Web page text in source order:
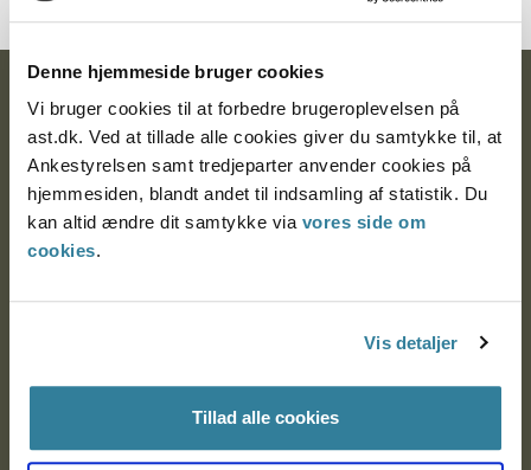
Denne hjemmeside bruger cookies
Vi bruger cookies til at forbedre brugeroplevelsen på
ast.dk. Ved at tillade alle cookies giver du samtykke til, at
Ankestyrelsen samt tredjeparter anvender cookies på
hjemmesiden, blandt andet til indsamling af statistik. Du
kan altid ændre dit samtykke via vores side om
cookies.
Vis detaljer
Tillad alle cookies
Ankestyrelsen
Postadresse:
Nytorv 7, 2. sal
9000 Aalborg
Ankestyrelsen København